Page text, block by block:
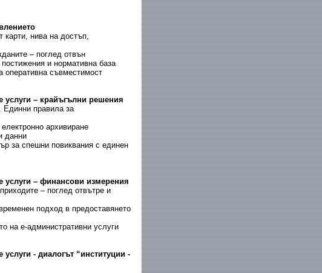
карти, нива на достъп,
– поглед отвън
и нормативна база
оперативна съвместимост
услуги – крайъгълни решения
Единни правила за
архивиране
данни
за спешни повиквания с единен
услуги – финансови измерения
– поглед отвътре и
подход в предоставянето
на е-административни услуги
услуги - диалогът “институции -